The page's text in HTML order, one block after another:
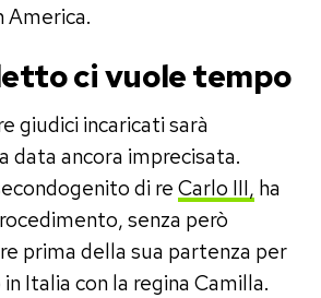
ci vuole tempo
giudici incaricati sarà
data ancora imprecisata.
di reCarlo III, ha
senza però
prima della sua partenza per
Italia con la regina Camilla.